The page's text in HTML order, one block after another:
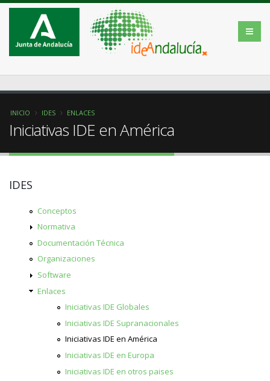
INICIO IDES ENLACES
Iniciativas IDE en América
IDES
Conceptos
Normativa
Documentación Técnica
Organizaciones
Software
Enlaces
Iniciativas IDE Globales
Iniciativas IDE Supranacionales
Iniciativas IDE en América
Iniciativas IDE en Europa
Iniciativas IDE en otros paises